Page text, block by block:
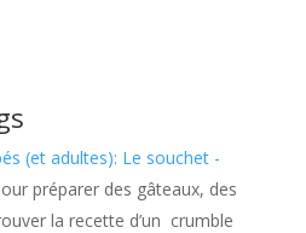
(et adultes): Le souchet -
préparer des gâteaux, des
la recette d’un crumble